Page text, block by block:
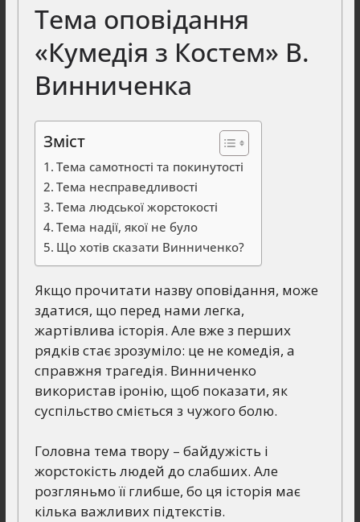
Тема оповідання
«Кумедія з Костем» В.
Винниченка
Зміст
Тема самотності та покинутості
Тема несправедливості
Тема людської жорстокості
Тема надії, якої не було
Що хотів сказати Винниченко?
Якщо прочитати назву оповідання, може
здатися, що перед нами легка,
жартівлива історія. Але вже з перших
рядків стає зрозуміло: це не комедія, а
справжня трагедія. Винниченко
використав іронію, щоб показати, як
суспільство сміється з чужого болю.
Головна тема твору – байдужість і
жорстокість людей до слабших. Але
розгляньмо її глибше, бо ця історія має
кілька важливих підтекстів.